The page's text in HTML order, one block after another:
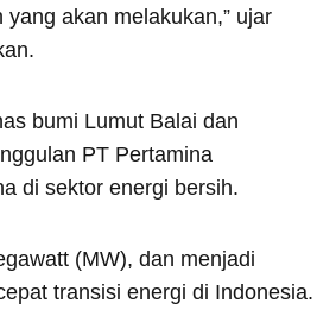
akan melakukan,” ujar
bumi Lumut Balai dan
PT Pertamina
di sektor energi bersih.
(MW), dan menjadi
transisi energi di Indonesia.